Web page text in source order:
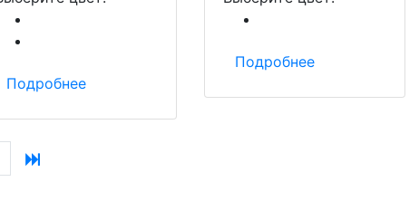
Подробнее
Подробнее
Next